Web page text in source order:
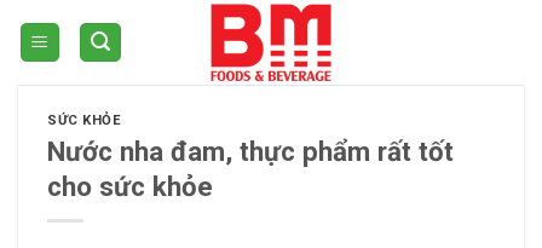
SỨC KHỎE
Nước nha đam, thực phẩm rất tốt
cho sức khỏe